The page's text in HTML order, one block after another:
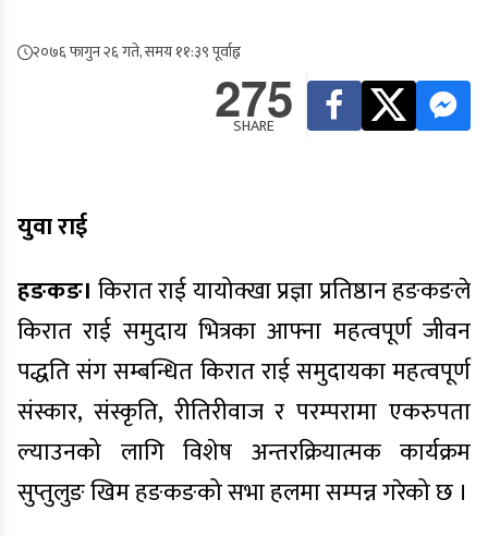
२०७६ फागुन २६ गते, समय ११:३९ पूर्वाह्न
275
SHARE
युवा राई
हङकङ। किरात राई यायोक्खा प्रज्ञा प्रतिष्ठान हङकङले
किरात राई समुदाय भित्रका आफ्ना महत्वपूर्ण जीवन
पद्धति संग सम्बन्धित किरात राई समुदायका महत्वपूर्ण
संस्कार, संस्कृति, रीतिरीवाज र परम्परामा एकरुपता
ल्याउनको लागि विशेष अन्तरक्रियात्मक कार्यक्रम
सुप्तुलुङ खिम हङकङको सभा हलमा सम्पन्न गरेको छ ।